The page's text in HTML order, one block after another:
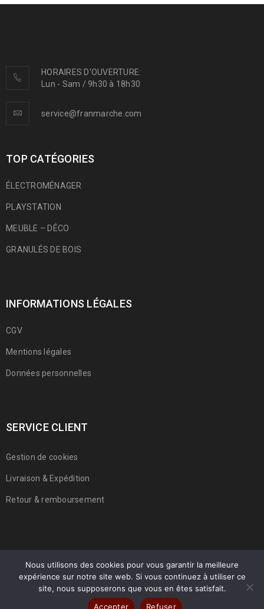
HORAIRES D'OUVERTURE:
Lun - Sam / 9h30 à 18h30
service@franmarche.com
TOP CATÉGORIES
ÉLECTROMÉNAGER
PLAYSTATION
MEUBLE – DÉCO
GRANULÉS DE BOIS
INFORMATIONS LÉGALES
CGV
Mentions légales
Données personnelles
SERVICE CLIENT
Gestion de cookies
Livraison & Expédition
Retour & remboursement
© 2022 Franmarche. Tous droits réservés.
Nous utilisons des cookies pour vous garantir la meilleure
expérience sur notre site web. Si vous continuez à utiliser ce
site, nous supposerons que vous en êtes satisfait.
Accepter
Refuser